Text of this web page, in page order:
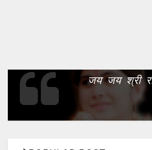
जय जय श्री